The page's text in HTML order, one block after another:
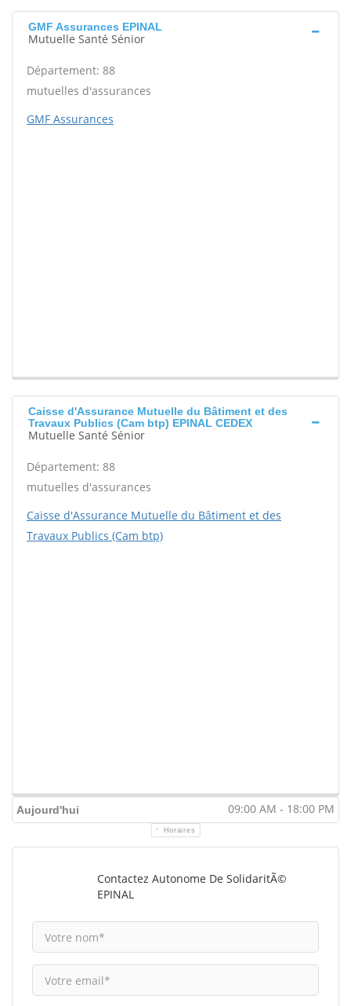
GMF Assurances EPINAL
Mutuelle Santé Sénior
Département: 88
mutuelles d'assurances
GMF Assurances
Caisse d'Assurance Mutuelle du Bâtiment et des
Travaux Publics (Cam btp) EPINAL CEDEX
Mutuelle Santé Sénior
Département: 88
mutuelles d'assurances
Caisse d'Assurance Mutuelle du Bâtiment et des
Travaux Publics (Cam btp)
Aujourd'hui 09:00 AM - 18:00 PM
Horaires
Contactez Autonome De SolidaritÃ©
EPINAL